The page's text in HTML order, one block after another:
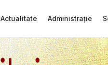
Actualitate Administrație